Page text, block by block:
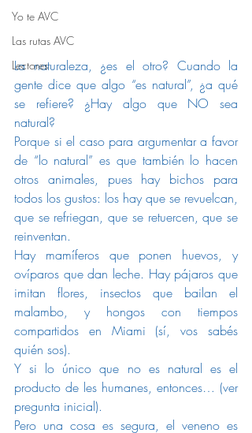
Yo te AVC
Las rutas AVC
Lectores
La naturaleza, ¿es el otro? Cuando la
gente dice que algo “es natural”, ¿a qué
se refiere? ¿Hay algo que NO sea
natural?
Porque si el caso para argumentar a favor
de “lo natural” es que también lo hacen
otros animales, pues hay bichos para
todos los gustos: los hay que se revuelcan,
que se refriegan, que se retuercen, que se
reinventan.
Hay mamíferos que ponen huevos, y
ovíparos que dan leche. Hay pájaros que
imitan flores, insectos que bailan el
malambo, y hongos con tiempos
compartidos en Miami (sí, vos sabés
quién sos).
Y si lo único que no es natural es el
producto de les humanes, entonces… (ver
pregunta inicial).
Pero una cosa es segura, el veneno es